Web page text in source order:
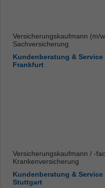
Versicherungskaufmann (m/
Sachversicherung
Kundenberatung & Service
Frankfurt
Versicherungskaufmann / -
Krankenversicherung
Kundenberatung & Service
Stuttgart